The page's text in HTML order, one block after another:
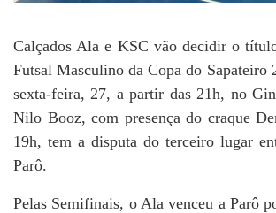
Calçados Ala e KSC vão decidir o
Futsal Masculino da Copa do Sapateiro
sexta-feira, 27, a partir das 21h, no
Nilo Booz, com presença do craque
19h, tem a disputa do terceiro lugar
Parô.
Pelas Semifinais, o Ala venceu a Parô